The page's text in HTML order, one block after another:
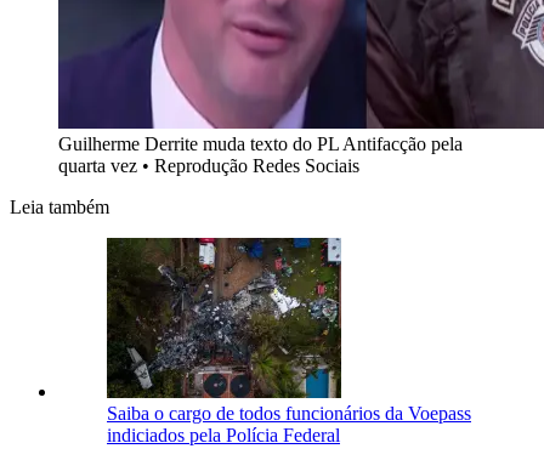
Guilherme Derrite muda texto do PL Antifacção pela
quarta vez • Reprodução Redes Sociais
Leia também
Saiba o cargo de todos funcionários da Voepass
indiciados pela Polícia Federal